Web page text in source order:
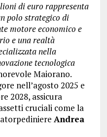
di euro rappresenta
polo strategico di
motore economico e
e una realtà
nella
tecnologica
Maiorano.
nell’agosto 2025 e
2028, assicura
cruciali come la
Andrea